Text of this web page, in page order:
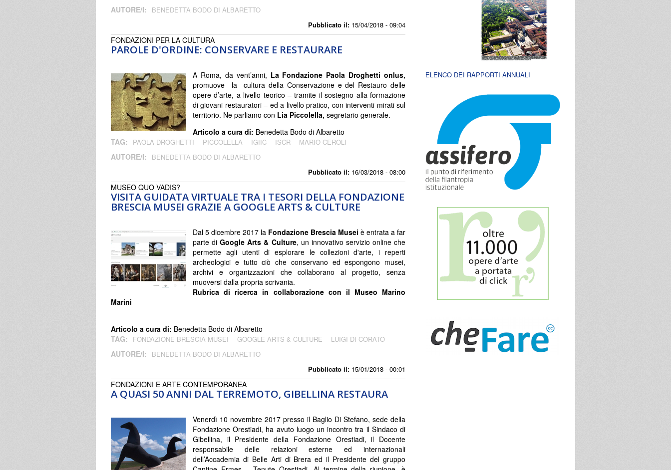
Pubblicato il: 15/04/2018 - 09:04
AUTORE/I: BENEDETTA BODO DI ALBARETTO
PAROLE D'ORDINE: CONSERVARE E RESTAURARE
Pubblicato il: 16/03/2018 - 08:00
FONDAZIONI PER LA CULTURA
A Roma, da vent’anni, La Fondazione Paola Droghetti onlus,
promuove la cultura della Conservazione e del Restauro delle
opere d’arte, a livello teorico – tramite il sostegno alla formazione
di giovani restauratori – ed a livello pratico, con interventi mirati sul
territorio. Ne parliamo con Lia Piccolella, segretario generale.
Articolo a cura di: Benedetta Bodo di Albaretto
TAG:
PAOLA DROGHETTI PICCOLELLA IGIIC ISCR MARIO CEROLI
AUTORE/I: BENEDETTA BODO DI ALBARETTO
VISITA GUIDATA VIRTUALE TRA I TESORI DELLA FONDAZIONE
BRESCIA MUSEI GRAZIE A GOOGLE ARTS & CULTURE
Pubblicato il: 15/01/2018 - 00:01
MUSEO QUO VADIS?
Dal 5 dicembre 2017 la Fondazione Brescia Musei è entrata a far
parte diGoogle Arts & Culture, un innovativo servizio online che
permette agli utenti di esplorare le collezioni d'arte, i reperti
archeologici e tutto ciò che conservano ed espongono musei,
archivi e organizzazioni che collaborano al progetto, senza
muoversi dalla propria scrivania.
Rubrica di ricerca in collaborazione con il Museo Marino
Marini
Articolo a cura di: Benedetta Bodo di Albaretto
TAG:
FONDAZIONE BRESCIA MUSEI GOOGLE ARTS & CULTURE LUIGI DI CORATO
AUTORE/I: BENEDETTA BODO DI ALBARETTO
A QUASI 50 ANNI DAL TERREMOTO, GIBELLINA RESTAURA
FONDAZIONI E ARTE CONTEMPORANEA
Venerdì 10 novembre 2017 presso il Baglio Di Stefano, sede della
Fondazione Orestiadi, ha avuto luogo un incontro tra il Sindaco di
Gibellina, il Presidente della Fondazione Orestiadi, il Docente
responsabile delle relazioni esterne ed internazionali
dell’Accademia di Belle Arti di Brera ed il Presidente del gruppo
ELENCO DEI RAPPORTI ANNUALI